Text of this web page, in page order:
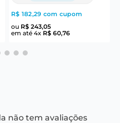
R$ 182,29 com cupom
ou R$ 243,05
em até 4x R$ 60,76
não tem avaliações